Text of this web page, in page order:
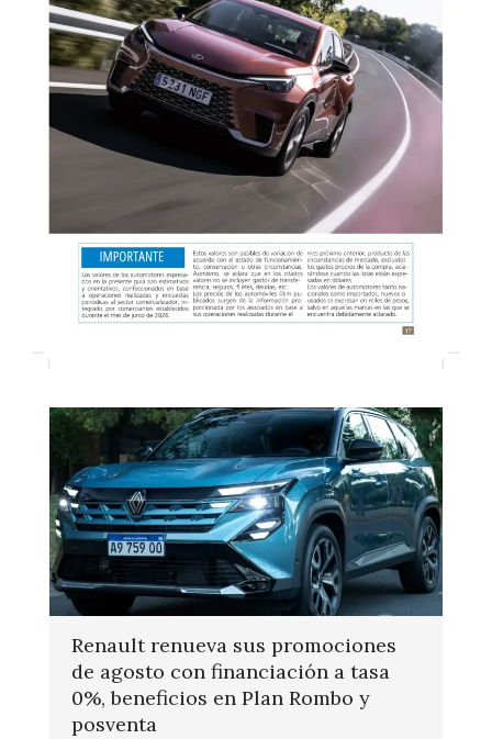
Renault renueva sus promociones
de agosto con financiación a tasa
0%, beneficios en Plan Rombo y
posventa